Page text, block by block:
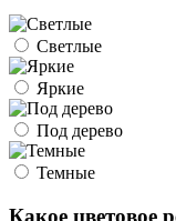
Светлые
Яркие
Под дерево
Темные
Какое